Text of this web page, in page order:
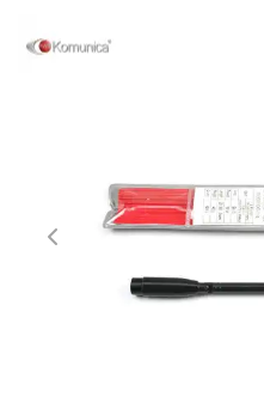
Previous